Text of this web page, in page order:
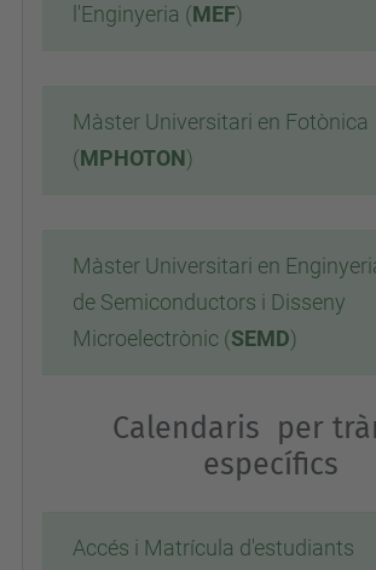
l'Enginyeria (MEF)
Màster Universitari en Fotònica
(MPHOTON)
Màster Universitari en
de Semiconductors i Disseny
Microelectrònic (SEMD)
Calendaris per
específics
Accés i Matrícula d'estudiants